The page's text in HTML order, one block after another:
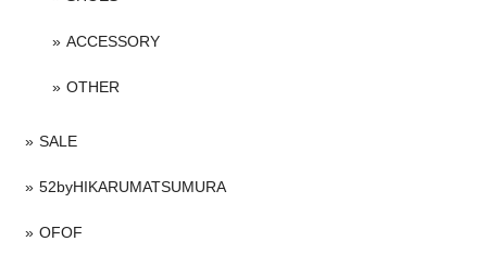
ACCESSORY
OTHER
SALE
52byHIKARUMATSUMURA
OFOF